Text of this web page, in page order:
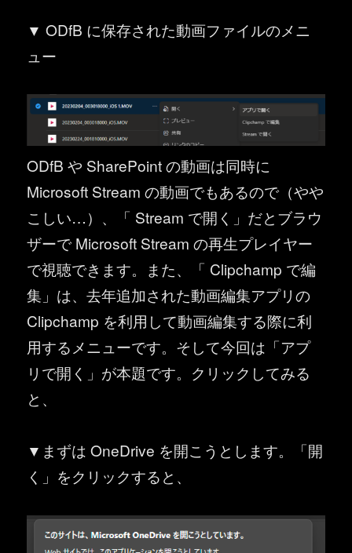
▼ ODfB に保存された動画ファイルのメニ
ュー
ODfB や SharePoint の動画は同時に
Microsoft Stream の動画でもあるので（やや
こしい…）、「 Stream で開く」だとブラウ
ザーで Microsoft Stream の再生プレイヤー
で視聴できます。また、「 Clipchamp で編
集」は、去年追加された動画編集アプリの
Clipchamp を利用して動画編集する際に利
用するメニューです。そして今回は「アプ
リで開く」が本題です。クリックしてみる
と、
▼まずは OneDrive を開こうとします。「開
く」をクリックすると、